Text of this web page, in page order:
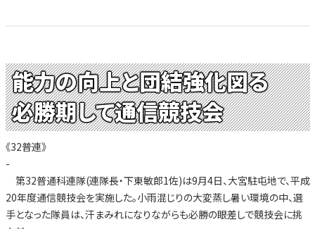
能力の向上と団結強化図る
必勝期して通信競技会
《32普連》
-
第32普通科連隊(連隊長・下東敏郎1佐)は9月4日、大宮駐屯地で、平成
20年度通信競技会を実施した。小雨混じりの大変蒸し暑い環境の中、選
手となった隊員は、汗まみれになりながらも必勝の眼差しで競技会に挑